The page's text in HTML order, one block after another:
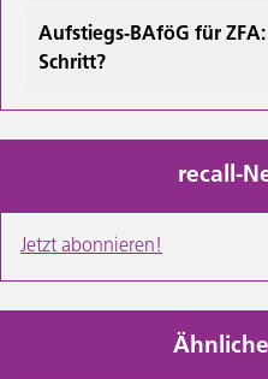
Aufstiegs-BAföG für
Schritt?
recall-
Jetzt abonnieren!